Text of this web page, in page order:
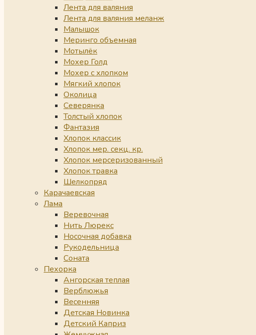
Лента для валяния
Лента для валяния меланж
Малышок
Меринго объемная
Мотылёк
Мохер Голд
Мохер с хлопком
Мягкий хлопок
Околица
Северянка
Толстый хлопок
Фантазия
Хлопок классик
Хлопок мер. секц. кр.
Хлопок мерсеризованный
Хлопок травка
Шелкопряд
Карачаевская
Лама
Веревочная
Нить Люрекс
Носочная добавка
Рукодельница
Соната
Пехорка
Ангорская теплая
Верблюжья
Весенняя
Детская Новинка
Детский Каприз